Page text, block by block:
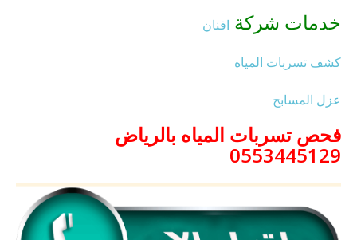
خدمات شركة افنان
كشف تسربات المياه
عزل المسابح
فحص تسربات المياه بالرياض
0553445129